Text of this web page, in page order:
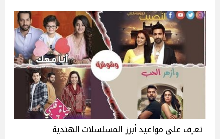
تعرف على مواعيد أبرز المسلسلات الهندية